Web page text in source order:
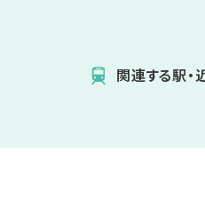
関連する駅